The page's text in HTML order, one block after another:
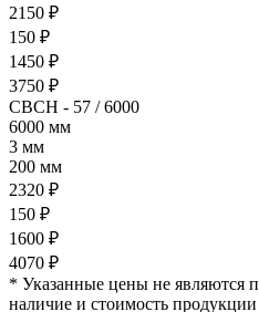
2150 ₽
150 ₽
1450 ₽
3750 ₽
СВСН - 57 / 6000
6000 мм
3 мм
200 мм
2320 ₽
150 ₽
1600 ₽
4070 ₽
* Указанные цены не являются
наличие и стоимость